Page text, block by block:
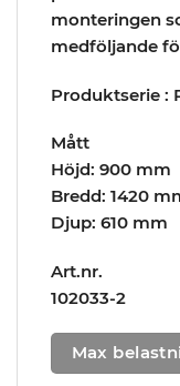
monteringen
medföljande
Produktserie :
Mått
Höjd: 900 mm
Bredd: 1420
Djup: 610 mm
Art.nr.
102033-2
Max